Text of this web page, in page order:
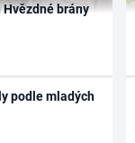
brány
podle mladých